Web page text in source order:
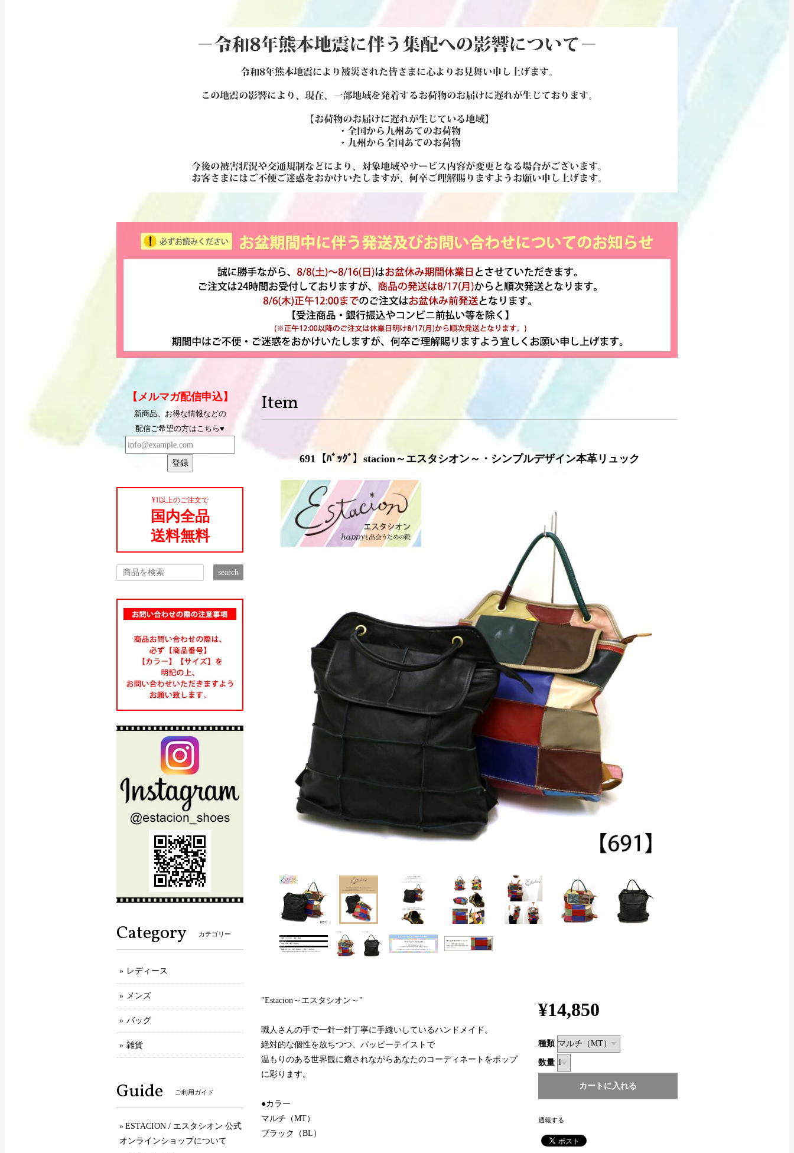
Item
691【ﾊﾞｯｸﾞ】stacion～エスタシオン～・シンプルデザイン本革リュック
"Estacion～エスタシオン～"
職人さんの手で一針一針丁寧に手縫いしているハンドメイド。
絶対的な個性を放ちつつ、パッピーテイストで
温もりのある世界観に癒されながらあなたのコーディネートをポップ
に彩ります。
●カラー
マルチ（MT）
ブラック（BL）
¥14,850
種類
数量
通報する
【メルマガ配信申込】
新商品、お得な情報などの
配信ご希望の方はこちら♥
登録
¥1以上のご注文で
国内全品
送料無料
search
Category カテゴリー
レディース
メンズ
バッグ
雑貨
Guide ご利用ガイド
ESTACION / エスタシオン 公式
オンラインショップについて